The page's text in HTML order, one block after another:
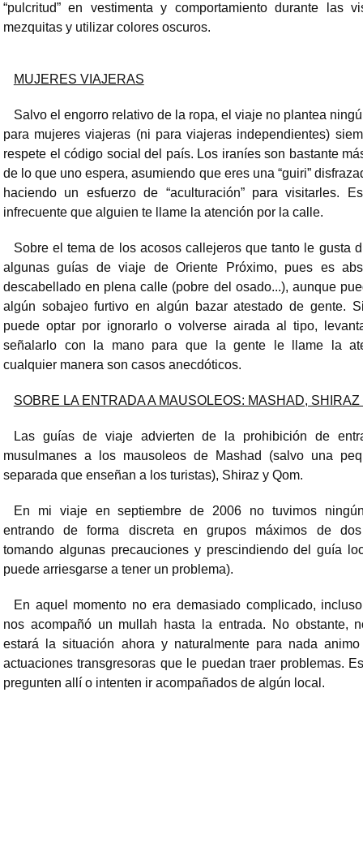
“pulcritud” en vestimenta y comportamiento durante las
mezquitas y utilizar colores oscuros.
MUJERES VIAJERAS
Salvo el engorro relativo de la ropa, el viaje no plantea
para mujeres viajeras (ni para viajeras independientes)
respete el código social del país. Los iraníes son bastante
de lo que uno espera, asumiendo que eres una “guiri”
haciendo un esfuerzo de “aculturación” para visitarles.
infrecuente que alguien te llame la atención por la calle.
Sobre el tema de los acosos callejeros que tanto le gusta
algunas guías de viaje de Oriente Próximo, pues es
descabellado en plena calle (pobre del osado...), aunque
algún sobajeo furtivo en algún bazar atestado de gente.
puede optar por ignorarlo o volverse airada al tipo,
señalarlo con la mano para que la gente le llame la
cualquier manera son casos anecdóticos.
SOBRE LA ENTRADA A MAUSOLEOS: MASHAD, SHIRAZ
Las guías de viaje advierten de la prohibición de
musulmanes a los mausoleos de Mashad (salvo una
separada que enseñan a los turistas), Shiraz y Qom.
En mi viaje en septiembre de 2006 no tuvimos
entrando de forma discreta en grupos máximos de dos
tomando algunas precauciones y prescindiendo del guía
puede arriesgarse a tener un problema).
En aquel momento no era demasiado complicado,
nos acompañó un mullah hasta la entrada. No obstante,
estará la situación ahora y naturalmente para nada
actuaciones transgresoras que le puedan traer problemas.
pregunten allí o intenten ir acompañados de algún local.